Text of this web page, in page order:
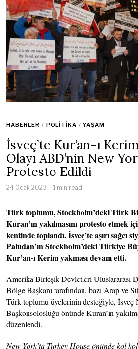
HABERLER / POLITIKA / YAŞAM
İsveç’te Kur’an-ı
Olayı ABD’nin New
Protesto Edildi
24 Ocak 2023 1 min read
Türk toplumu, Stockholm’deki Türk
Kuran’ın yakılmasını protesto etmek
kentinde toplandı. İsveç’te aşırı sağcı
Paludan’ın Stockholm’deki Türkiye
Kur’an-ı Kerim yakması devam etti.
Amerika Birleşik Devletleri Uluslararası
Bölge Başkanı tarafından, bazı Arap ve
Türk toplumu üyelerinin desteğiyle, İsveç
Başkonsolosluğu önünde Kuran’ın
düzenlendi.
New York’ta Turkey House önünde kol